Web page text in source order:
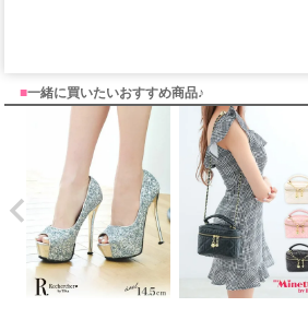
■一緒に買いたいおすすめ商品♪